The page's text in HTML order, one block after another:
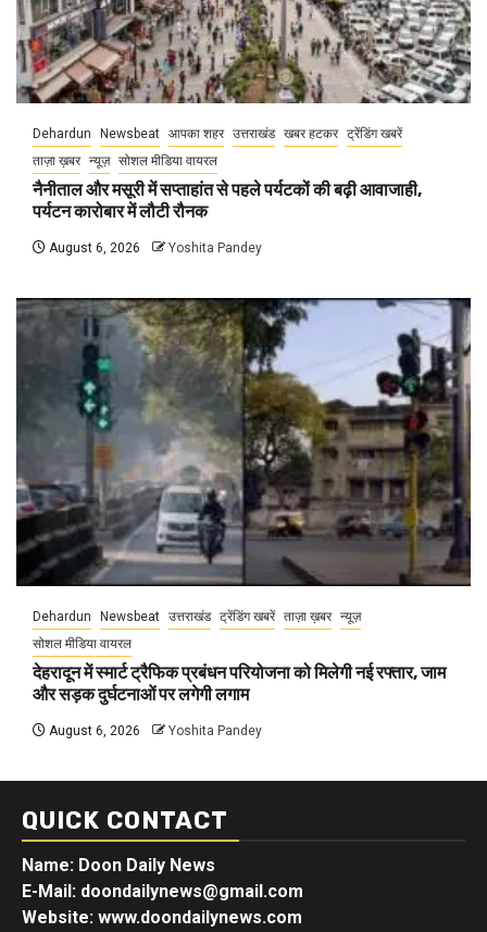
Dehardun Newsbeat आपका शहर उत्तराखंड खबर हटकर ट्रेंडिंग खबरें
ताज़ा ख़बर न्यूज़ सोशल मीडिया वायरल
नैनीताल और मसूरी में सप्ताहांत से पहले पर्यटकों की बढ़ी आवाजाही,
पर्यटन कारोबार में लौटी रौनक
August 6, 2026 Yoshita Pandey
Dehardun Newsbeat उत्तराखंड ट्रेंडिंग खबरें ताज़ा ख़बर न्यूज़
सोशल मीडिया वायरल
देहरादून में स्मार्ट ट्रैफिक प्रबंधन परियोजना को मिलेगी नई रफ्तार, जाम
और सड़क दुर्घटनाओं पर लगेगी लगाम
August 6, 2026 Yoshita Pandey
QUICK CONTACT
Name: Doon Daily News
E-Mail: doondailynews@gmail.com
Website: www.doondailynews.com